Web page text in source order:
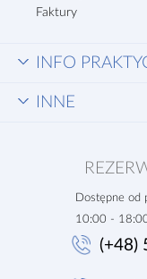
Faktury
INFO
INNE
Dostępne od
10:00 -
(+48)